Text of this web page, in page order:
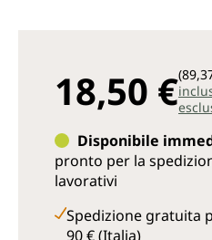
18,50 €
Disponibile
pronto per la
lavorativi
Spedizione gratuita
90 € (Italia)